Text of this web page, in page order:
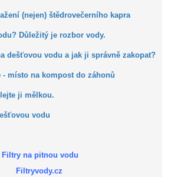
(nejen) štědrovečerního kapra
Důležitý je rozbor vody.
dešťovou vodu a jak ji správně zakopat?
- místo na kompost do záhonů
ji mělkou.
vodu
Filtry na pitnou vodu
Filtryvody.cz